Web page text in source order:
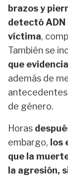
brazos y
detectó ADN
víctima,
También se
que
además de
antecedentes
de género.
Horas
embargo, los
que la
la agresión,